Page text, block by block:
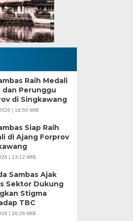
Raih Medali
dan Perunggu
di Singkawang
| 18:50 WIB
Siap Raih
di Ajang Forprov
| 13:12 WIB
Sambas Ajak
Sektor Dukung
Stigma
TBC
| 20:26 WIB